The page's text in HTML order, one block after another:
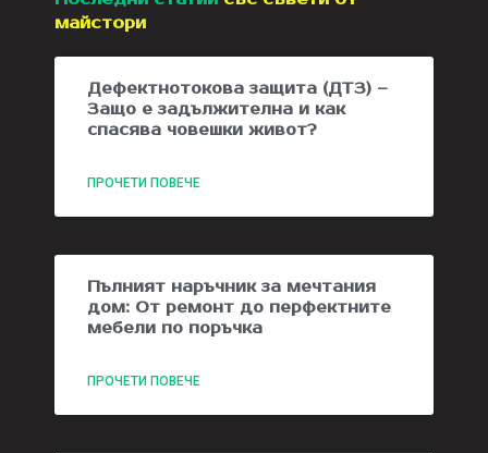
майстори
Дефектнотокова защита (ДТЗ) –
Защо е задължителна и как
спасява човешки живот?
ПРОЧЕТИ ПОВЕЧЕ
Пълният наръчник за мечтания
дом: От ремонт до перфектните
мебели по поръчка
ПРОЧЕТИ ПОВЕЧЕ